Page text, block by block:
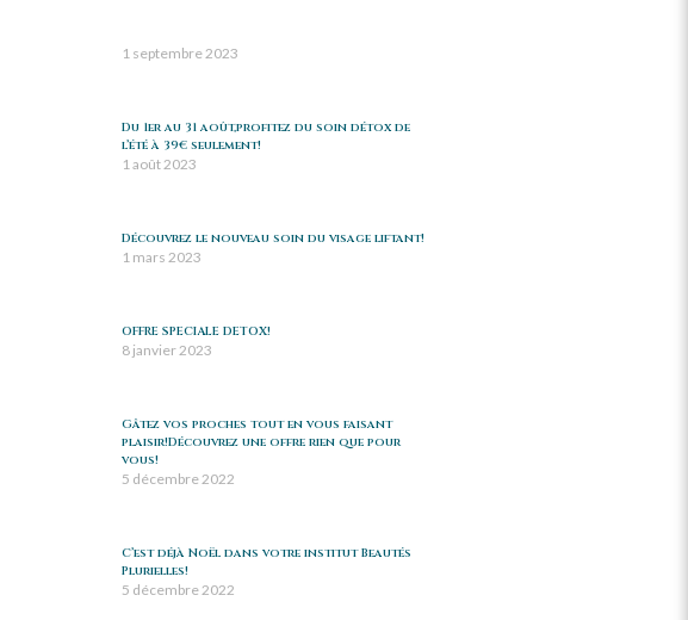
1 septembre 2023
Du 1er au 31 août,profitez du soin détox de
l’été à 39€ seulement!
1 août 2023
Découvrez le nouveau soin du visage liftant!
1 mars 2023
OFFRE SPECIALE DETOX!
8 janvier 2023
Gâtez vos proches tout en vous faisant
plaisir!Découvrez une offre rien que pour
vous!
5 décembre 2022
C’est déjà Noël dans votre institut Beautés
Plurielles!
5 décembre 2022